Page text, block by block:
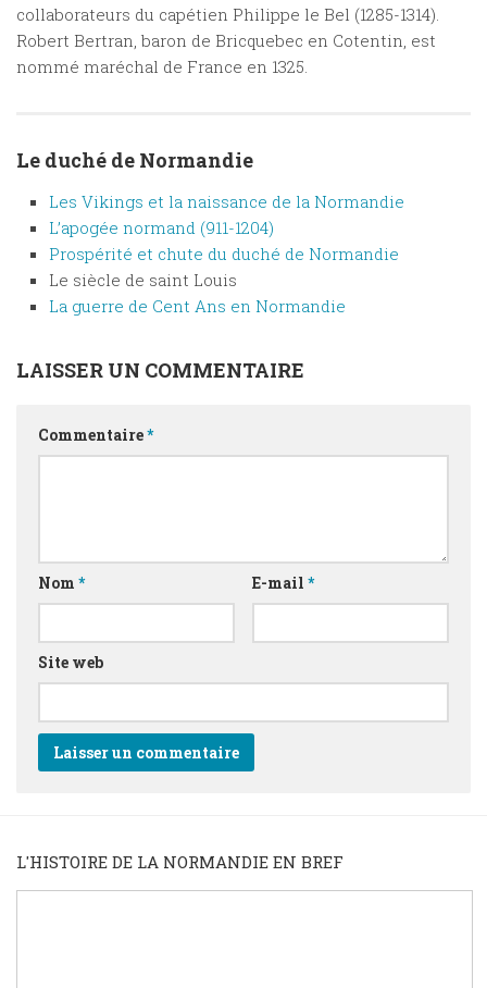
collaborateurs du capétien Philippe le Bel (1285-1314).
Robert Bertran, baron de Bricquebec en Cotentin, est
nommé maréchal de France en 1325.
Le duché de Normandie
Les Vikings et la naissance de la Normandie
L’apogée normand (911-1204)
Prospérité et chute du duché de Normandie
Le siècle de saint Louis
La guerre de Cent Ans en Normandie
LAISSER UN COMMENTAIRE
Commentaire*
Nom * E-mail *
Site web
L'HISTOIRE DE LA NORMANDIE EN BREF